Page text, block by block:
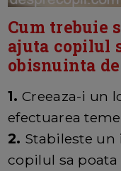
Cum trebuie
ajuta copilul
obisnuinta
1.Creeaza-i un
efectuarea
2. Stabileste
copilul sa